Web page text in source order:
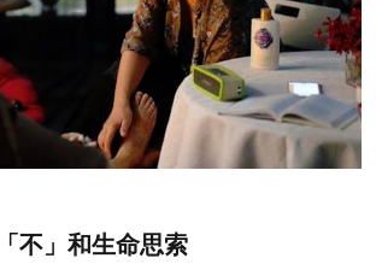
不」和生命思索